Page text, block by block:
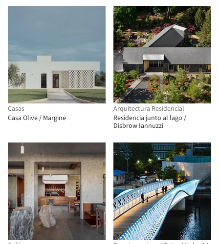
Casas
Casa Olive / Margine
Arquitectura Residencial
Residencia junto al lago /
Disbrow Iannuzzi